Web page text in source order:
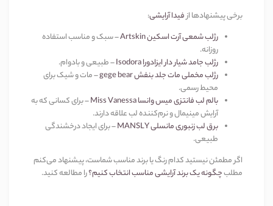
برخی پیشنهادها ازفیدا آرایشی:
رژلب شمعی آرت اسکین
–سبک و مناسب استفاده
روزانه.
رژلب جامد شیار دار ایزادورا
–طبیعی و بادوام.
رژلب مخملی مات جلد بنفش
–مات و شیک برای
محیط رسمی.
بالم لب فانتزی میس وانسا
–برای کسانی که به
آرایش مینیمال و نرم‌کننده لب علاقه دارند.
برق لب زنبوری مانسلی
–برای ایجاد درخشندگی
طبیعی.
اگر مطمئن نیستید کدام رنگ یا برند مناسب شماست، پیشنهاد می‌کنم
مطلبچگونه یک برند آرایشی مناسب انتخاب کنیم؟را مطالعه کنید.